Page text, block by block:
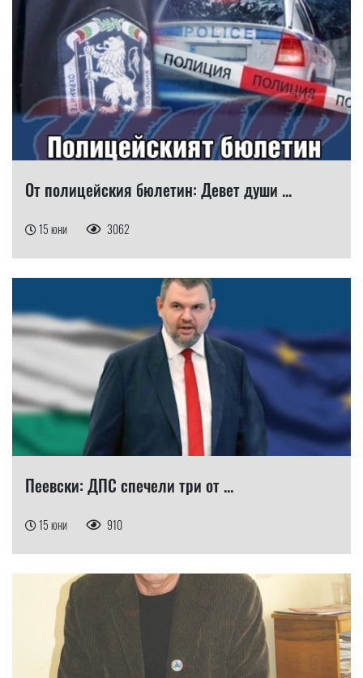
От полицейския бюлетин: Девет души ...
15 юни 3062
Пеевски: ДПС спечели три от ...
15 юни 910